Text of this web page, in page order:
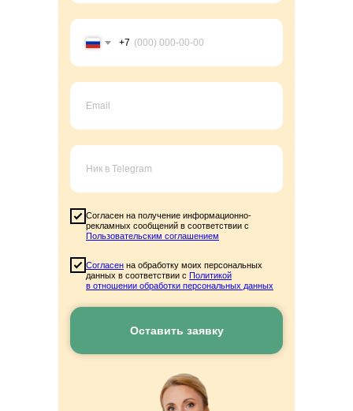
Скидка
71%
+7
Согласен на получение информационно-
рекламных сообщений в соответствии с
Пользовательским соглашением
Согласен на обработку моих персональных
данных в соответствии с Политикой
в отношении обработки персональных данных
Оставить заявку